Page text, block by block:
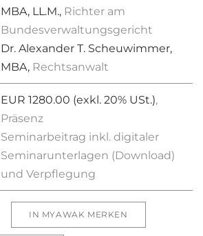
MBA, LL.M., Richter am
Bundesverwaltungsgericht
Dr. Alexander T. Scheuwimmer,
MBA, Rechtsanwalt
EUR 1280.00 (exkl. 20% USt.),
Präsenz
Seminarbeitrag inkl. digitaler
Seminarunterlagen (Download)
und Verpflegung
IN MYAWAK MERKEN